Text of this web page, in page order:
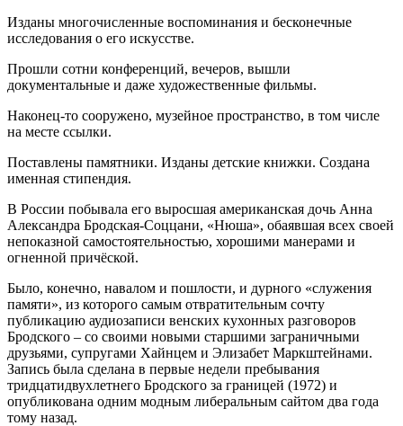
Изданы многочисленные воспоминания и бесконечные
исследования о его искусстве.
Прошли сотни конференций, вечеров, вышли
документальные и даже художественные фильмы.
Наконец-то сооружено, музейное пространство, в том числе
на месте ссылки.
Поставлены памятники. Изданы детские книжки. Создана
именная стипендия.
В России побывала его выросшая американская дочь Анна
Александра Бродская-Соццани, «Нюша», обаявшая всех своей
непоказной самостоятельностью, хорошими манерами и
огненной причёской.
Было, конечно, навалом и пошлости, и дурного «служения
памяти», из которого самым отвратительным сочту
публикацию аудиозаписи венских кухонных разговоров
Бродского – со своими новыми старшими заграничными
друзьями, супругами Хайнцем и Элизабет Маркштейнами.
Запись была сделана в первые недели пребывания
тридцатидвухлетнего Бродского за границей (1972) и
опубликована одним модным либеральным сайтом два года
тому назад.